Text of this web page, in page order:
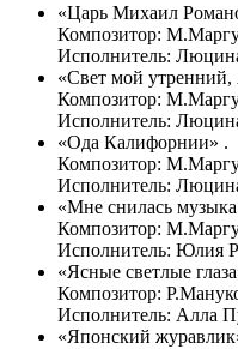
«Царь Михаил
Композитор:
Исполнитель:
«Свет мой
Композитор:
Исполнитель:
«Ода Калифорнии» .
Композитор:
Исполнитель:
«Мне снилась
Композитор:
Исполнитель: Юлия
«Ясные светлые
Композитор:
Исполнитель: Алла
«Японский